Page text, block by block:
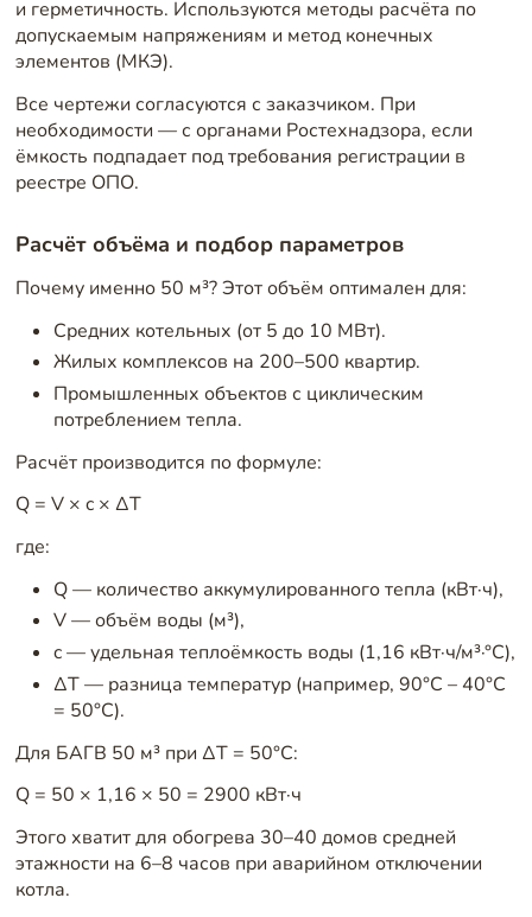
и герметичность. Используются методы расчёта по
допускаемым напряжениям и метод конечных
элементов (МКЭ).
Все чертежи согласуются с заказчиком. При
необходимости — с органами Ростехнадзора, если
ёмкость подпадает под требования регистрации в
реестре ОПО.
Расчёт объёма и подбор параметров
Почему именно 50 м³? Этот объём оптимален для:
Средних котельных (от 5 до 10 МВт).
Жилых комплексов на 200–500 квартир.
Промышленных объектов с циклическим
потреблением тепла.
Расчёт производится по формуле:
Q = V × c × ΔT
где:
Q — количество аккумулированного тепла (кВт·ч),
V — объём воды (м³),
c — удельная теплоёмкость воды (1,16 кВт·ч/м³·°C),
ΔT — разница температур (например, 90°C – 40°C
= 50°C).
Для БАГВ 50 м³ при ΔT = 50°C:
Q = 50 × 1,16 × 50 = 2900 кВт·ч
Этого хватит для обогрева 30–40 домов средней
этажности на 6–8 часов при аварийном отключении
котла.